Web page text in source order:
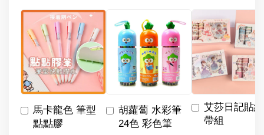
馬卡龍色 筆型
點點膠
胡蘿蔔 水彩筆
24色 彩色筆
艾莎日記貼
帶組